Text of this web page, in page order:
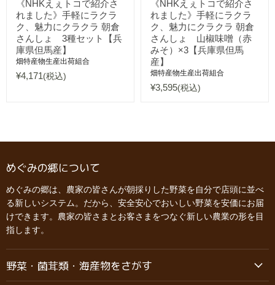
《NHKえぇトコで紹介さ
れました》手軽にラクラ
ク、魅力にクラクラ 朝倉
さんしょ 3種セット【兵
庫県但馬産】
畑特産物生産出荷組合
¥4,171(税込)
《NHKえぇトコで紹介さ
れました》手軽にラクラ
ク、魅力にクラクラ 朝倉
さんしょ 山椒味噌（赤
みそ）×3【兵庫県但馬
産】
畑特産物生産出荷組合
¥3,595(税込)
めぐみの郷について
めぐみの郷は、農家の皆さんが朝採りした野菜を自分で店頭に並べ
る新しいシステム。だから、安全安心でおいしい野菜を安価にお届
けできます。農家の皆さまとお客さまをつなぐ新しい農業の形を目
指します。
野菜・菌茸類・海産物をさがす